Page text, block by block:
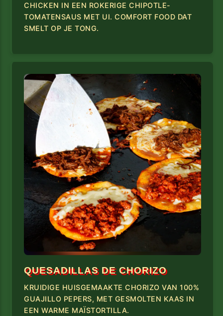
CHICKEN IN EEN ROKERIGE CHIPOTLE-
TOMATENSAUS MET UI. COMFORT FOOD DAT
SMELT OP JE TONG.
QUESADILLAS DE CHORIZO
KRUIDIGE HUISGEMAAKTE CHORIZO VAN 100%
GUAJILLO PEPERS, MET GESMOLTEN KAAS IN
EEN WARME MAÏSTORTILLA.